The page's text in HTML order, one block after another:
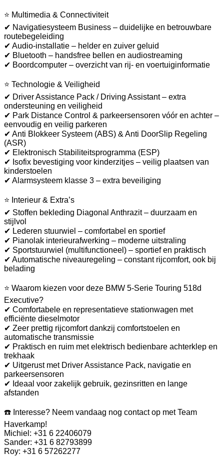
⭐ Multimedia & Connectiviteit
✔ Navigatiesysteem Business – duidelijke en betrouwbare
routebegeleiding
✔ Audio-installatie – helder en zuiver geluid
✔ Bluetooth – handsfree bellen en audiostreaming
✔ Boordcomputer – overzicht van rij- en voertuiginformatie
⭐ Technologie & Veiligheid
✔ Driver Assistance Pack / Driving Assistant – extra
ondersteuning en veiligheid
✔ Park Distance Control & parkeersensoren vóór en achter –
eenvoudig en veilig parkeren
✔ Anti Blokkeer Systeem (ABS) & Anti DoorSlip Regeling
(ASR)
✔ Elektronisch Stabiliteitsprogramma (ESP)
✔ Isofix bevestiging voor kinderzitjes – veilig plaatsen van
kinderstoelen
✔ Alarmsysteem klasse 3 – extra beveiliging
⭐ Interieur & Extra’s
✔ Stoffen bekleding Diagonal Anthrazit – duurzaam en
stijlvol
✔ Lederen stuurwiel – comfortabel en sportief
✔ Pianolak interieurafwerking – moderne uitstraling
✔ Sportstuurwiel (multifunctioneel) – sportief en praktisch
✔ Automatische niveauregeling – constant rijcomfort, ook bij
belading
⭐ Waarom kiezen voor deze BMW 5-Serie Touring 518d
Executive?
✔ Comfortabele en representatieve stationwagen met
efficiënte dieselmotor
✔ Zeer prettig rijcomfort dankzij comfortstoelen en
automatische transmissie
✔ Praktisch en ruim met elektrisch bedienbare achterklep en
trekhaak
✔ Uitgerust met Driver Assistance Pack, navigatie en
parkeersensoren
✔ Ideaal voor zakelijk gebruik, gezinsritten en lange
afstanden
☎️ Interesse? Neem vandaag nog contact op met Team
Haverkamp!
Michiel: +31 6 22406079
Sander: +31 6 82793899
Roy: +31 6 57262277